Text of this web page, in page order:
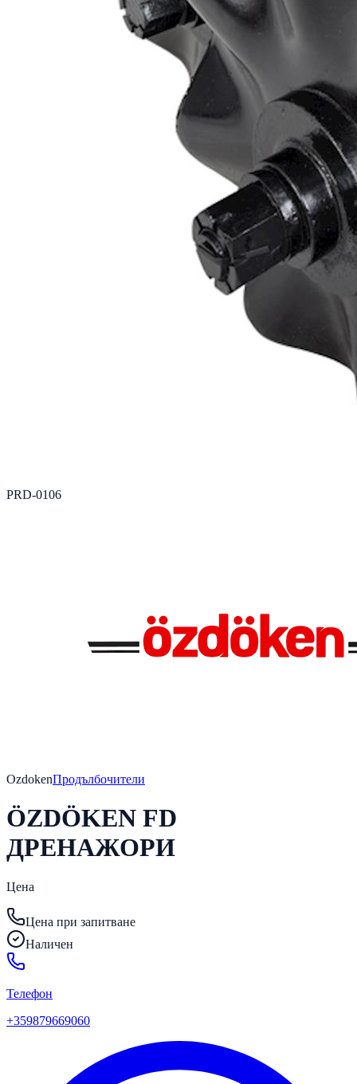
PRD-0106
OzdokenПродълбочители
ÖZDÖKEN FD
ДРЕНАЖОРИ
Цена
Цена при запитване
Наличен
Телефон
+359879669060